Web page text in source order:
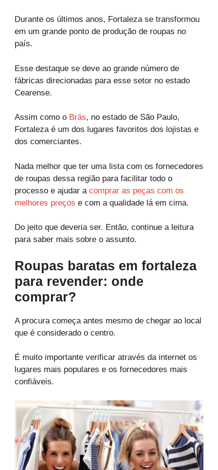
Durante os últimos anos, Fortaleza se transformou
em um grande ponto de produção de roupas no
país.
Esse destaque se deve ao grande número de
fábricas direcionadas para esse setor no estado
Cearense.
Assim como o Brás, no estado de São Paulo,
Fortaleza é um dos lugares favoritos dos lojistas e
dos comerciantes.
Nada melhor que ter uma lista com os fornecedores
de roupas dessa região para facilitar todo o
processo e ajudar a comprar as peças com os
melhores preços e com a qualidade lá em cima.
Do jeito que deveria ser. Então, continue a leitura
para saber mais sobre o assunto.
Roupas baratas em fortaleza
para revender: onde
comprar?
A procura começa antes mesmo de chegar ao local
que é considerado o centro.
É muito importante verificar através da internet os
lugares mais populares e os fornecedores mais
confiáveis.